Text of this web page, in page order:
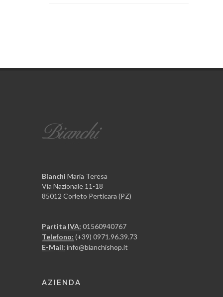
Bianchi Maria Teresa
Via Nazionale 11-18
85012 Corleto Perticara (PZ)
Partita IVA: 01560940767
Telefono: (+39) 0971.96.39.73
E-Mail: info@bianchishop.it
AZIENDA